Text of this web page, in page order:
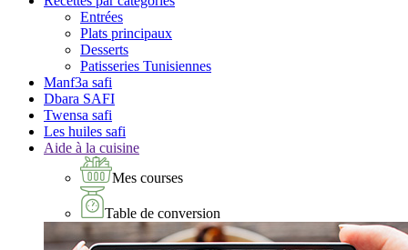
Entrées
Plats principaux
Desserts
Patisseries Tunisiennes
Manf3a safi
Dbara SAFI
Twensa safi
Les huiles safi
Aide à la cuisine
Mes courses
Table de conversion